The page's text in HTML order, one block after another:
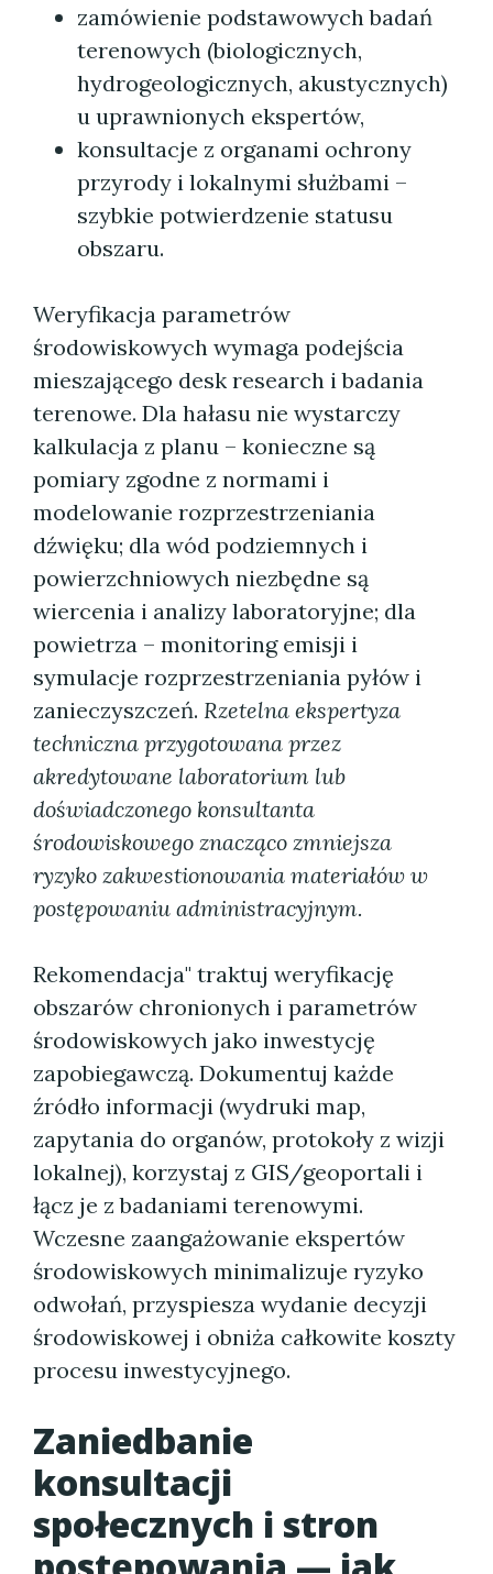
zamówienie podstawowych badań
terenowych (biologicznych,
hydrogeologicznych, akustycznych)
u uprawnionych ekspertów,
konsultacje z organami ochrony
przyrody i lokalnymi służbami –
szybkie potwierdzenie statusu
obszaru.
Weryfikacja parametrów
środowiskowych wymaga podejścia
mieszającego desk research i badania
terenowe. Dla hałasu nie wystarczy
kalkulacja z planu – konieczne są
pomiary zgodne z normami i
modelowanie rozprzestrzeniania
dźwięku; dla wód podziemnych i
powierzchniowych niezbędne są
wiercenia i analizy laboratoryjne; dla
powietrza – monitoring emisji i
symulacje rozprzestrzeniania pyłów i
zanieczyszczeń. Rzetelna ekspertyza
techniczna przygotowana przez
akredytowane laboratorium lub
doświadczonego konsultanta
środowiskowego znacząco zmniejsza
ryzyko zakwestionowania materiałów w
postępowaniu administracyjnym.
Rekomendacja" traktuj weryfikację
obszarów chronionych i parametrów
środowiskowych jako inwestycję
zapobiegawczą. Dokumentuj każde
źródło informacji (wydruki map,
zapytania do organów, protokoły z wizji
lokalnej), korzystaj z GIS/geoportali i
łącz je z badaniami terenowymi.
Wczesne zaangażowanie ekspertów
środowiskowych minimalizuje ryzyko
odwołań, przyspiesza wydanie decyzji
środowiskowej i obniża całkowite koszty
procesu inwestycyjnego.
Zaniedbanie
konsultacji
społecznych i stron